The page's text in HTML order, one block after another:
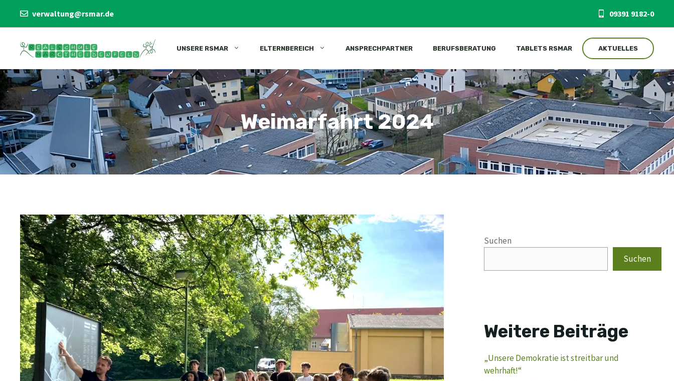
Inhalt
springen
verwaltung@rsmar.de 09391 9182-0
UNSERE RSMAR ELTERNBEREICH ANSPRECHPARTNER BERUFSBERATUNG TABLETS RSMAR AKTUELLES
Weimarfahrt 2024
Suchen
Suchen
Weitere Beiträge
„Unsere Demokratie ist streitbar und
wehrhaft!“